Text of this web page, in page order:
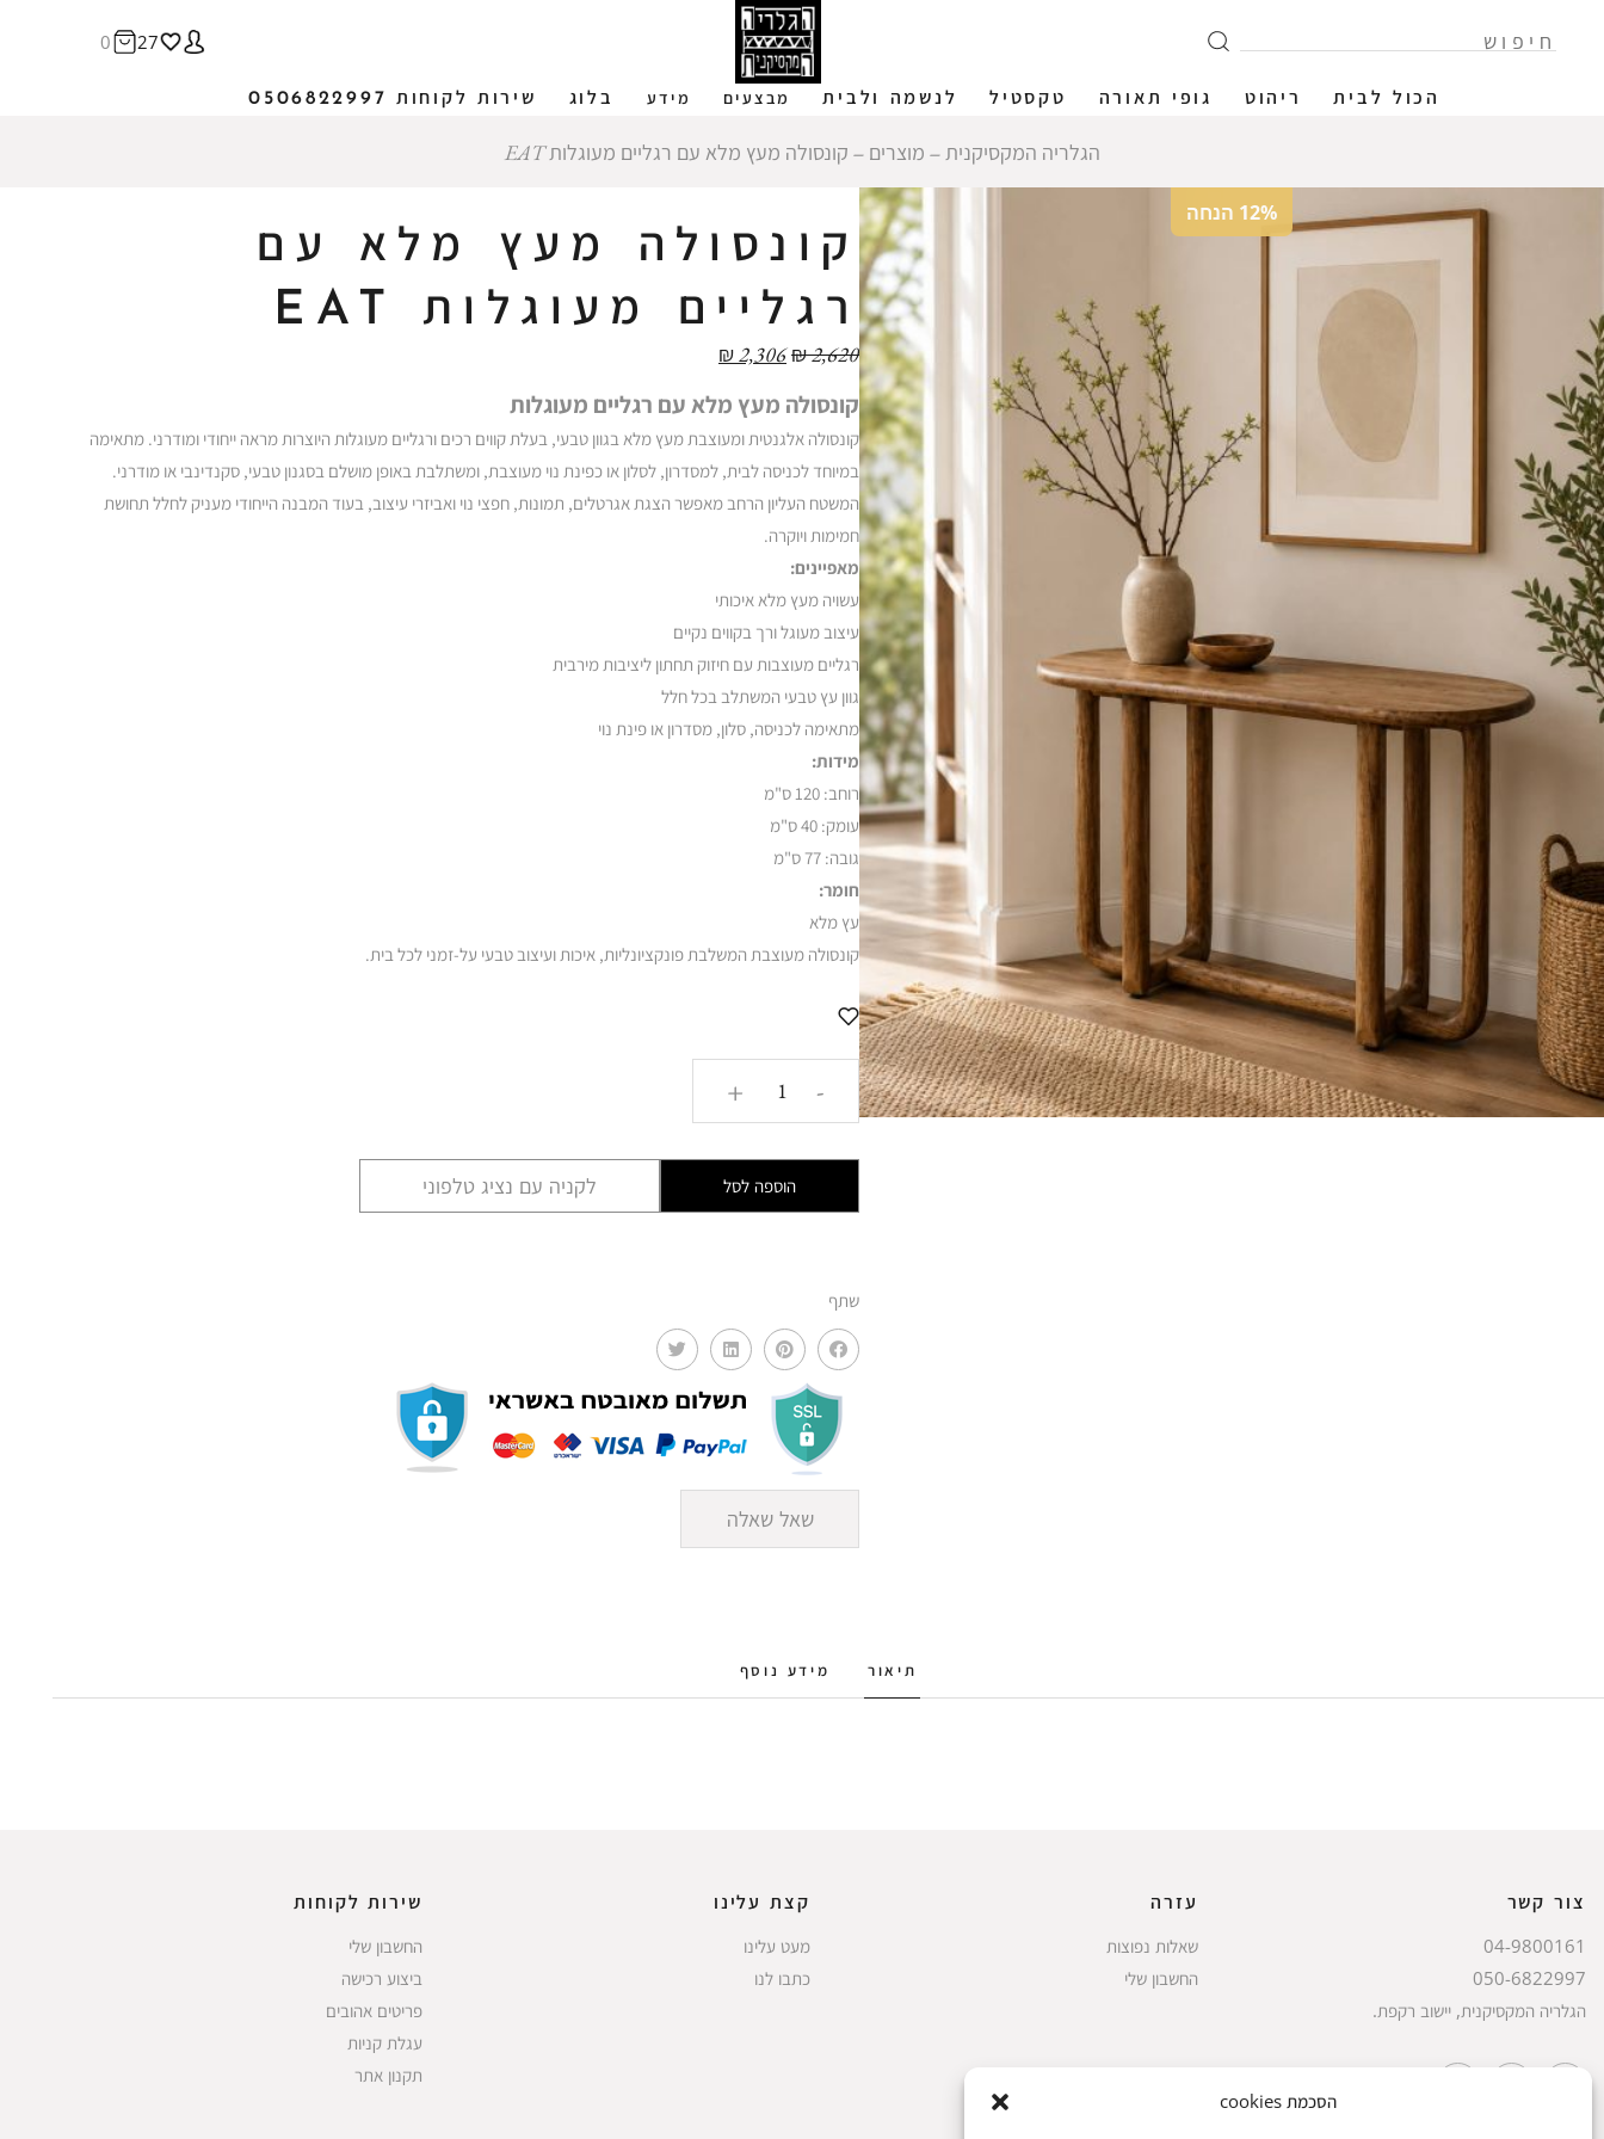
הסכמת cookies
הכול לבית ריהוט גופי תאורה טקסטיל לנשמה ולבית מבצעים מידע בלוג שירות לקוחות 0506822997
27
0
הגלריה המקסיקנית ‒ מוצרים ‒ קונסולה מעץ מלא עם רגליים מעוגלות EAT
12% הנחה
קונסולה מעץ מלא עם
רגליים מעוגלות EAT
₪2,620
₪2,306
קונסולה מעץ מלא עם רגליים מעוגלות
קונסולה אלגנטית ומעוצבת מעץ מלא בגוון טבעי, בעלת קווים רכים ורגליים מעוגלות היוצרות מראה ייחודי ומודרני. מתאימה
במיוחד לכניסה לבית, למסדרון, לסלון או כפינת נוי מעוצבת, ומשתלבת באופן מושלם בסגנון טבעי, סקנדינבי או מודרני.
המשטח העליון הרחב מאפשר הצגת אגרטלים, תמונות, חפצי נוי ואביזרי עיצוב, בעוד המבנה הייחודי מעניק לחלל תחושת
חמימות ויוקרה.
מאפיינים:
עשויה מעץ מלא איכותי
עיצוב מעוגל ורך בקווים נקיים
רגליים מעוצבות עם חיזוק תחתון ליציבות מירבית
גוון עץ טבעי המשתלב בכל חלל
מתאימה לכניסה, סלון, מסדרון או פינת נוי
מידות:
רוחב: 120 ס"מ
עומק: 40 ס"מ
גובה: 77 ס"מ
חומר:
עץ מלא
קונסולה מעוצבת המשלבת פונקציונליות, איכות ועיצוב טבעי על-זמני לכל בית.
-
EAT
+
הוספה לסל לקניה עם נציג טלפוני
שתף
שאל שאלה
תיאור מידע נוסף
צור קשר
04-9800161
050-6822997
הגלריה המקסיקנית, יישוב רקפת.
עזרה
שאלות נפוצות
החשבון שלי
קצת עלינו
מעט עלינו
כתבו לנו
שירות לקוחות
החשבון שלי
ביצוע רכישה
פריטים אהובים
עגלת קניות
תקנון אתר